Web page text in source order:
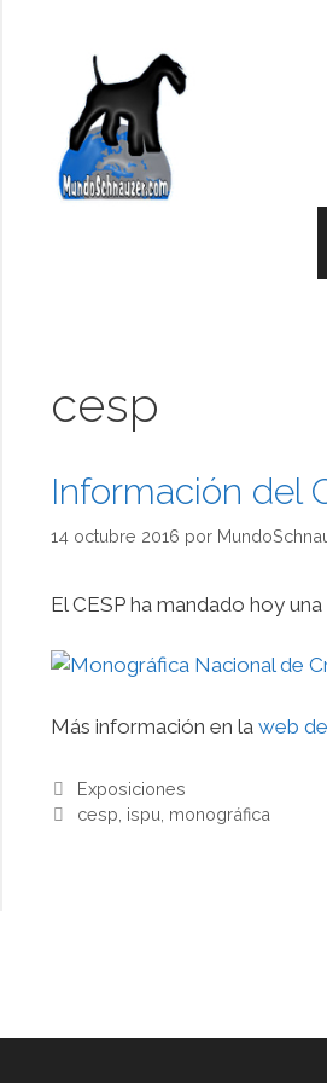
cesp
Información del
14 octubre 2016 por
El CESP ha mandado hoy
Más información en la web
Categorías
Exposiciones
Etiquetas
cesp, ispu, monográfica